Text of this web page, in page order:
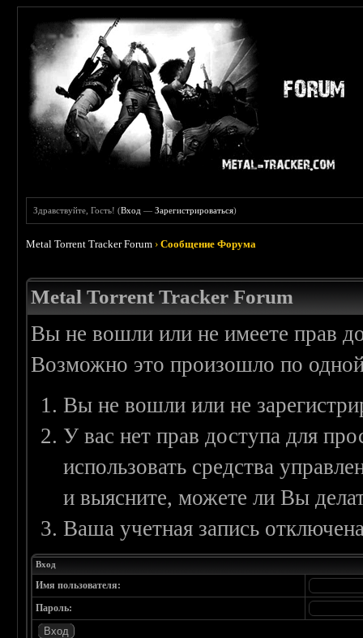
Здравствуйте, Гость! (Вход —Зарегистрироваться)
Metal Torrent Tracker Forum ›Сообщение Форума
Metal Torrent Tracker Forum
Вы не вошли или не имеете прав
Возможно это произошло по
Вы не вошли или не
У вас нет прав доступа для
использовать средства
и выясните, можете ли Вы
Ваша учетная запись
Вход
Имя пользователя:
Пароль: